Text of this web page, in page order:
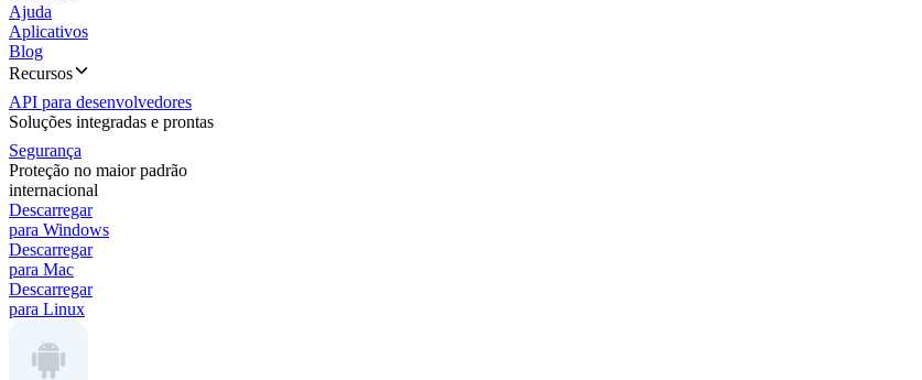
Ajuda
Aplicativos
Blog
Recursos
API para desenvolvedores
Soluções integradas e prontas
Segurança
Proteção no maior padrão
internacional
Descarregar
para Windows
Descarregar
para Mac
Descarregar
para Linux